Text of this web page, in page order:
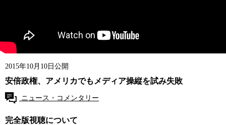
2015年10月10日公開
安倍政権、アメリカでもメディア操縦を試み失敗
ニュース・コメンタリー
完全版視聴について